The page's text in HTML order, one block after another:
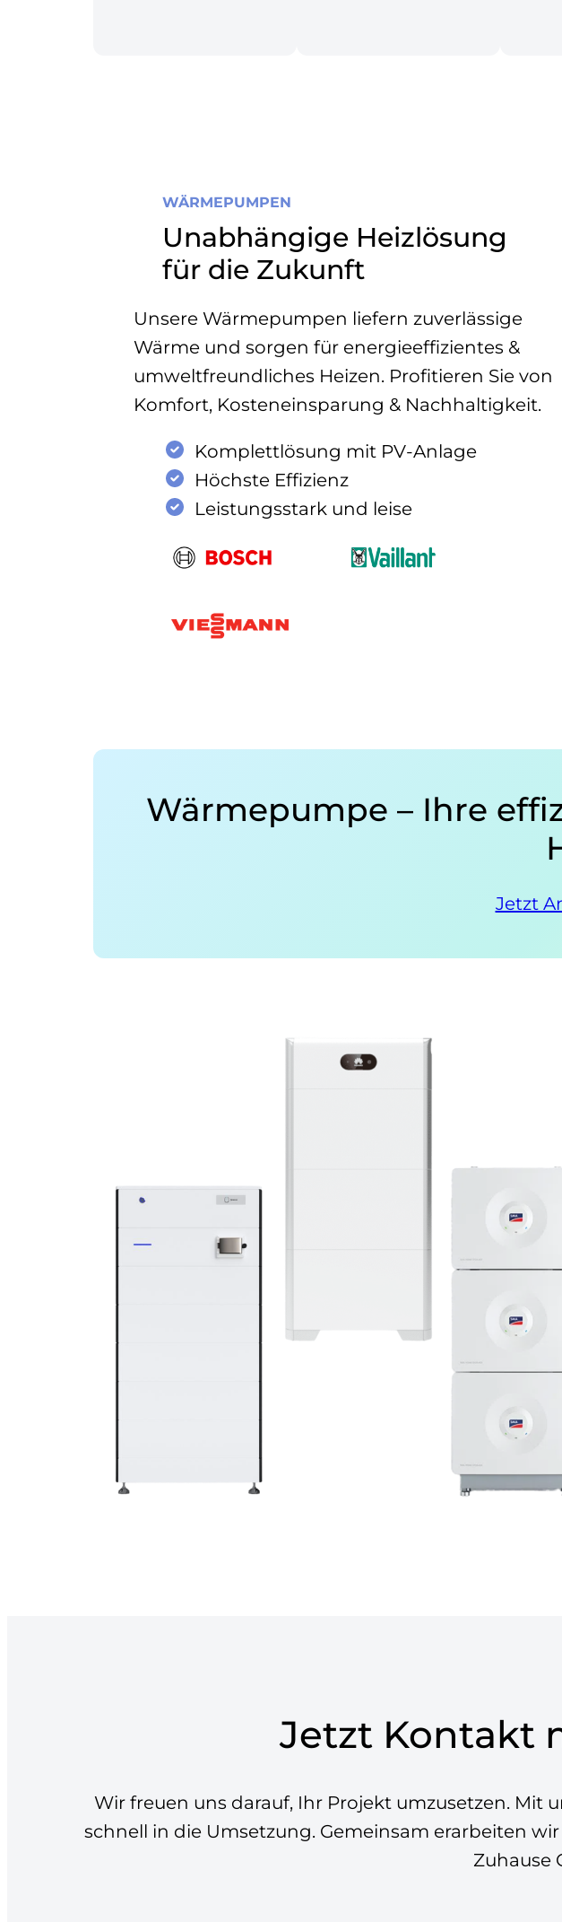
WÄRMEPUMPEN
Unabhängige Heizlösung
für die Zukunft
Unsere Wärmepumpen liefern zuverlässige
Wärme und sorgen für energieeffizientes &
umweltfreundliches Heizen. Profitieren Sie von
Komfort, Kosteneinsparung & Nachhaltigkeit.
Komplettlösung mit PV-Anlage
Höchste Effizienz
Leistungsstark und leise
Wärmepumpe – Ihre
Jetzt
Jetzt Kontakt
Wir freuen uns darauf, Ihr Projekt umzusetzen. Mit
schnell in die Umsetzung. Gemeinsam erarbeiten
Zuhause